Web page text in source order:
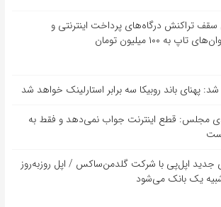
سقف تراکنش درگاه‌های پرداخت اینترنتی و
به ۱۰۰ میلیون تومان
پهنای باند روبیکا سه برابر استارلینک خواهد شد
مجلس: قطع اینترنت جواب نمی‌دهد و فقط به
جدید اپل‌پی با شرکت گلدمن‌ساکس / اپل روزبه‌روز
یک بانک می‌شود